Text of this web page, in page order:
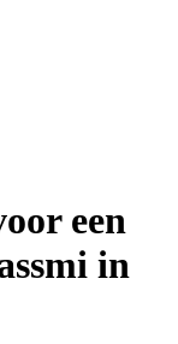
een
in